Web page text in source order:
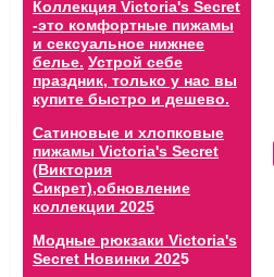
Коллекция Victoria's Secret
-это комфортные пижамы
и сексуальное нижнее
белье. Устрой себе
праздник, только у нас вы
купите быстро и дешево.
Сатиновые и хлопковые
пижамы Victoria's Secret
(Виктория
Сикрет),обновление
коллекции 2025
Модные рюкзаки Victoria's
Secret Новинки 2025